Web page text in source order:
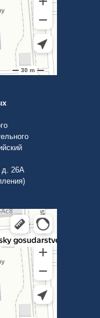
д. 26А
Рут